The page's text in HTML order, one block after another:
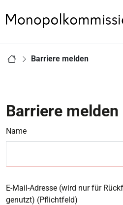
Barriere melden
Barriere melden
Name
E-Mail-Adresse (wird nur für
genutzt) (Pflichtfeld)